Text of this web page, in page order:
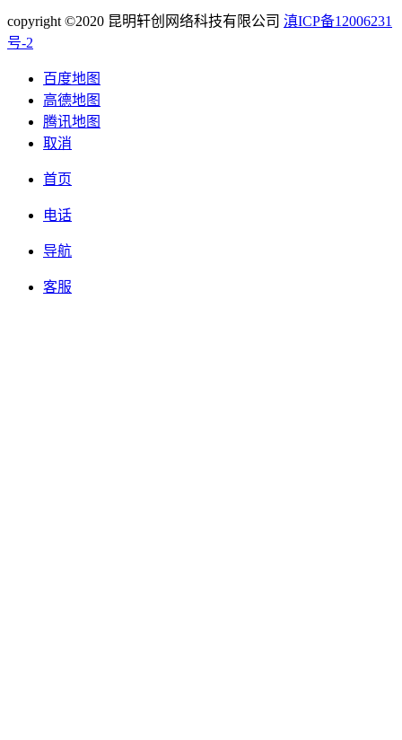
copyright ©2020 昆明轩创网络科技有限公司 滇ICP备12006231
号-2
百度地图
高德地图
腾讯地图
取消
首页
电话
导航
客服